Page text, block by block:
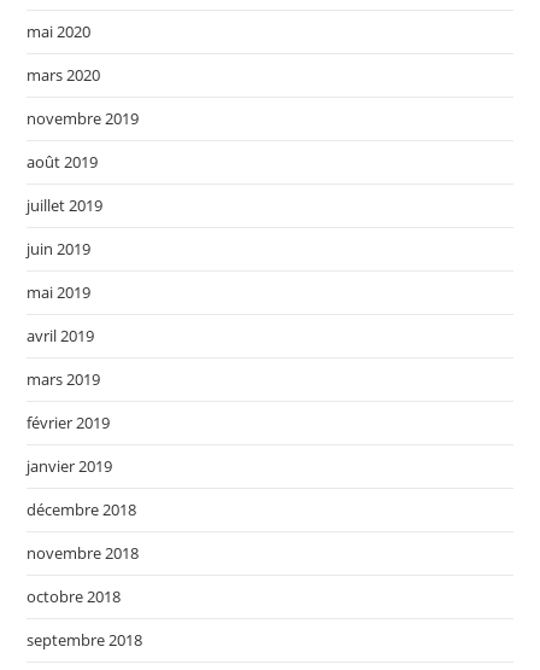
mai 2020
mars 2020
novembre 2019
août 2019
juillet 2019
juin 2019
mai 2019
avril 2019
mars 2019
février 2019
janvier 2019
décembre 2018
novembre 2018
octobre 2018
septembre 2018